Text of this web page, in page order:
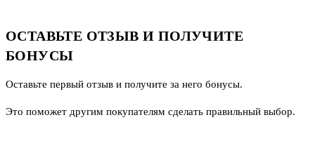
ОСТАВЬТЕ ОТЗЫВ И ПОЛУЧИТЕ
БОНУСЫ
Оставьте первый отзыв и получите за него бонусы.
Это поможет другим покупателям сделать правильный выбор.